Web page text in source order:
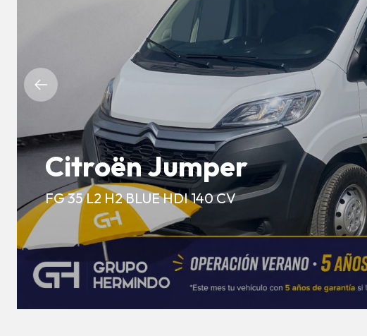
Citroën Jumper
FG 35 L2 H2 BLUE HDI 140 CV